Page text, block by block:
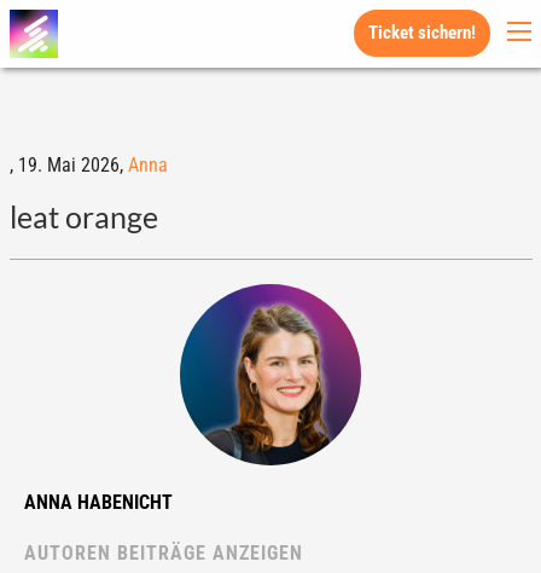
Ticket sichern!
, 19. Mai 2026, Anna
leat orange
ANNA HABENICHT
AUTOREN BEITRÄGE ANZEIGEN